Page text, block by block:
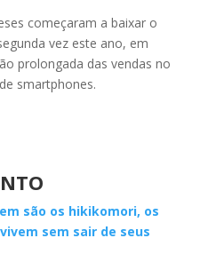
começaram a baixar o
vez este ano, em
prolongada das vendas no
smartphones.
são os hikikomori, os
sem sair de seus